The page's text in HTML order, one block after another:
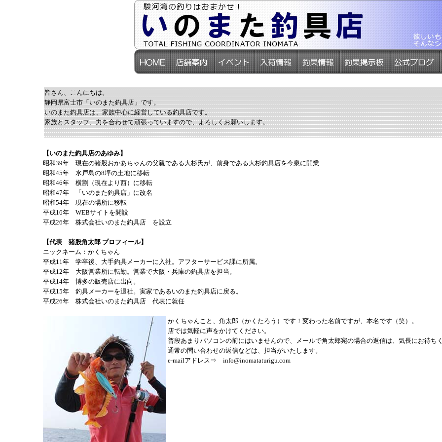
皆さん、こんにちは。
静岡県富士市「いのまた釣具店」です。
いのまた釣具店は、家族中心に経営している釣具店です。
家族とスタッフ、力を合わせて頑張っていますので、よろしくお願いします。
【いのまた釣具店のあゆみ】
昭和39年 現在の猪股おかあちゃんの父親である大杉氏が、前身である大杉釣具店を今泉に開業
昭和45年 水戸島の8坪の土地に移転
昭和46年 横割（現在より西）に移転
昭和47年 「いのまた釣具店」に改名
昭和54年 現在の場所に移転
平成16年 WEBサイトを開設
平成26年 株式会社いのまた釣具店 を設立
【代表 猪股角太郎 プロフィール】
ニックネーム：かくちゃん
平成11年 学卒後、大手釣具メーカーに入社。アフターサービス課に所属。
平成12年 大阪営業所に転勤。営業で大阪・兵庫の釣具店を担当。
平成14年 博多の販売店に出向。
平成15年 釣具メーカーを退社。実家であるいのまた釣具店に戻る。
平成26年 株式会社いのまた釣具店 代表に就任
かくちゃんこと、角太郎（かくたろう）です！変わった名前ですが、本名です（笑）。
店では気軽に声をかけてください。
普段あまりパソコンの前にはいませんので、メールで角太郎宛の場合の返信は、気長にお待ちく
通常の問い合わせの返信などは、担当がいたします。
e-mailアドレス⇒ info@inomataturigu.com